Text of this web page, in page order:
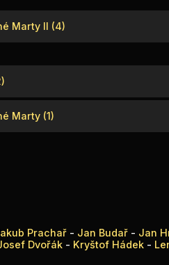
Marty II (4)
Marty (1)
Prachař - Jan Budař - Jan
Dvořák - Kryštof Hádek -